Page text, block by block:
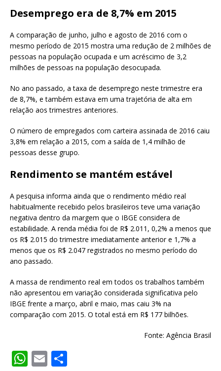
Desemprego era de 8,7% em 2015
A comparação de junho, julho e agosto de 2016 com o
mesmo período de 2015 mostra uma redução de 2 milhões de
pessoas na população ocupada e um acréscimo de 3,2
milhões de pessoas na população desocupada.
No ano passado, a taxa de desemprego neste trimestre era
de 8,7%, e também estava em uma trajetória de alta em
relação aos trimestres anteriores.
O número de empregados com carteira assinada de 2016 caiu
3,8% em relação a 2015, com a saída de 1,4 milhão de
pessoas desse grupo.
Rendimento se mantém estável
A pesquisa informa ainda que o rendimento médio real
habitualmente recebido pelos brasileiros teve uma variação
negativa dentro da margem que o IBGE considera de
estabilidade. A renda média foi de R$ 2.011, 0,2% a menos que
os R$ 2.015 do trimestre imediatamente anterior e 1,7% a
menos que os R$ 2.047 registrados no mesmo período do
ano passado.
A massa de rendimento real em todos os trabalhos também
não apresentou em variação considerada significativa pelo
IBGE frente a março, abril e maio, mas caiu 3% na
comparação com 2015. O total está em R$ 177 bilhões.
Fonte: Agência Brasil
W E